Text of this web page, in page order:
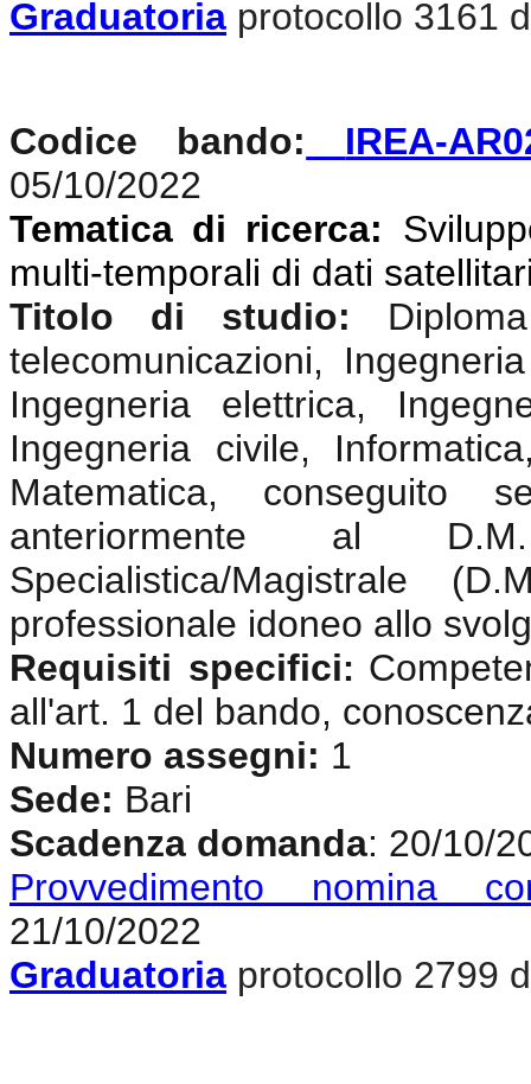
Graduatoria protocollo 3161
Codice bando:
IREA-
05/10/2022
Tematica di ricerca:
multi-temporali di dati
Titolo di studio:
telecomunicazioni,
Ingegneria elettrica,
Ingegneria civile,
Matematica, conseguito
anteriormente al
Specialistica/Magistrale
professionale idoneo allo
Requisiti specifici:
all'art. 1 del bando,
Numero assegni: 1
Sede: Bari
Scadenza domanda: 20/10/
Provvedimento nomina
21/10/2022
Graduatoria protocollo 2799